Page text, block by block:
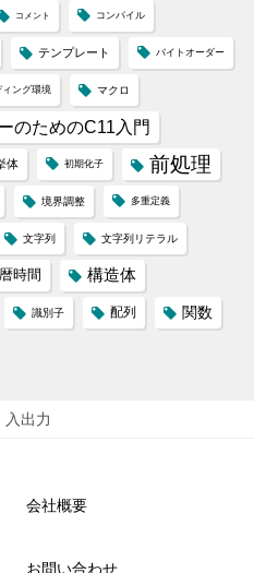
コメント コンパイル
テンプレート バイトオーダー
ィング環境 マクロ
のためのC11入門
体 初期化子 前処理
境界調整 多重定義
文字列 文字列リテラル
暦時間 構造体
識別子 配列 関数
入出力
会社概要
お問い合わせ